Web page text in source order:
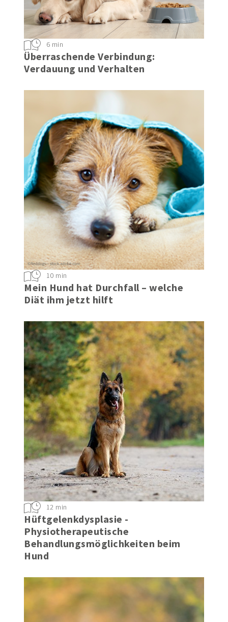
Überraschende Verbindung:
Verdauung und Verhalten
6 min
Mein Hund hat Durchfall – welche
Diät ihm jetzt hilft
10 min
Hüftgelenkdysplasie -
Physiotherapeutische
Behandlungsmöglichkeiten beim
Hund
12 min